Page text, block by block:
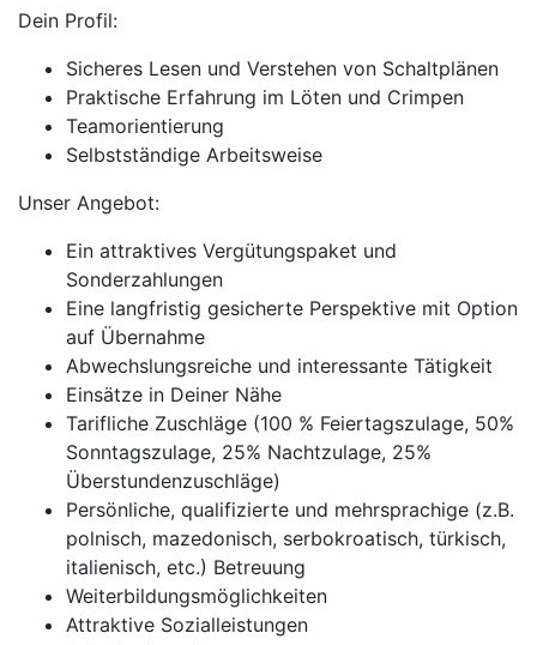
Dein Profil:
Sicheres Lesen und Verstehen von Schaltplänen
Praktische Erfahrung im Löten und Crimpen
Teamorientierung
Selbstständige Arbeitsweise
Unser Angebot:
Ein attraktives Vergütungspaket und
Sonderzahlungen
Eine langfristig gesicherte Perspektive mit Option
auf Übernahme
Abwechslungsreiche und interessante Tätigkeit
Einsätze in Deiner Nähe
Tarifliche Zuschläge (100 % Feiertagszulage, 50%
Sonntagszulage, 25% Nachtzulage, 25%
Überstundenzuschläge)
Persönliche, qualifizierte und mehrsprachige (z.B.
polnisch, mazedonisch, serbokroatisch, türkisch,
italienisch, etc.) Betreuung
Weiterbildungsmöglichkeiten
Attraktive Sozialleistungen